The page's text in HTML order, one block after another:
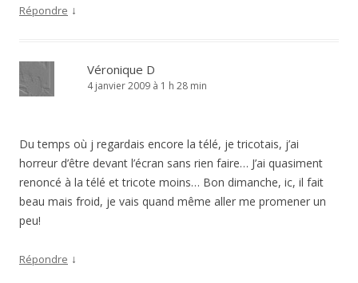
Répondre ↓
Véronique D
4 janvier 2009 à 1 h 28 min
Du temps où j regardais encore la télé, je tricotais, j’ai
horreur d’être devant l’écran sans rien faire… J’ai quasiment
renoncé à la télé et tricote moins… Bon dimanche, ic, il fait
beau mais froid, je vais quand même aller me promener un
peu!
Répondre ↓